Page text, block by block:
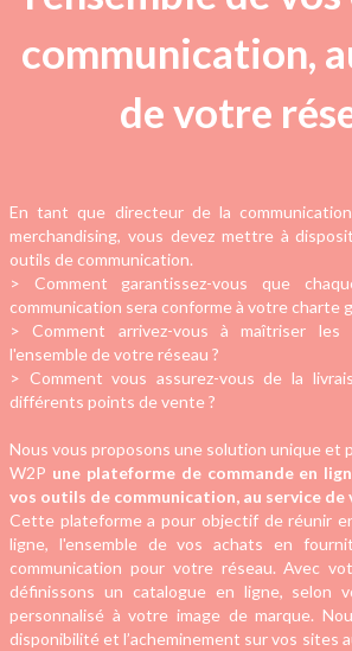
communication,
de votre
En tant que directeur de la
merchandising, vous devez mettre à
outils de communication.
> Comment garantissez-vous que
communication sera conforme à votre charte
> Comment arrivez-vous à maîtriser
l'ensemble de votre réseau ?
> Comment vous assurez-vous de la
différents points de vente ?
Nous vous proposons une solution unique et
W2P une plateforme de commande en
vos outils de communication, au service de
Cette plateforme a pour objectif de réunir
ligne, l'ensemble de vos achats en
communication pour votre réseau. Avec
définissons un catalogue en ligne, selon
personnalisé à votre image de marque.
disponibilité et l’acheminement sur vos sites